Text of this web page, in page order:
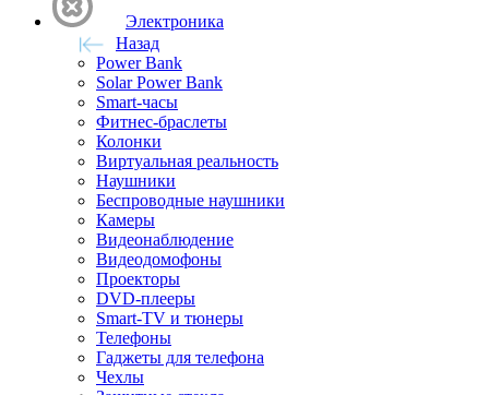
Электроника
Назад
Power Bank
Solar Power Bank
Smart-часы
Фитнес-браслеты
Колонки
Виртуальная реальность
Наушники
Беспроводные наушники
Камеры
Видеонаблюдение
Видеодомофоны
Проекторы
DVD-плееры
Smart-TV и тюнеры
Телефоны
Гаджеты для телефона
Чехлы